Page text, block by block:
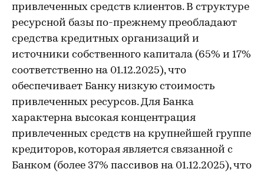
привлеченных средств клиентов. В структуре
ресурсной базы по-прежнему преобладают
средства кредитных организаций и
источники собственного капитала (65% и 17%
соответственно на 01.12.2025), что
обеспечивает Банку низкую стоимость
привлеченных ресурсов. Для Банка
характерна высокая концентрация
привлеченных средств на крупнейшей группе
кредиторов, которая является связанной с
Банком (более 37% пассивов на 01.12.2025), что